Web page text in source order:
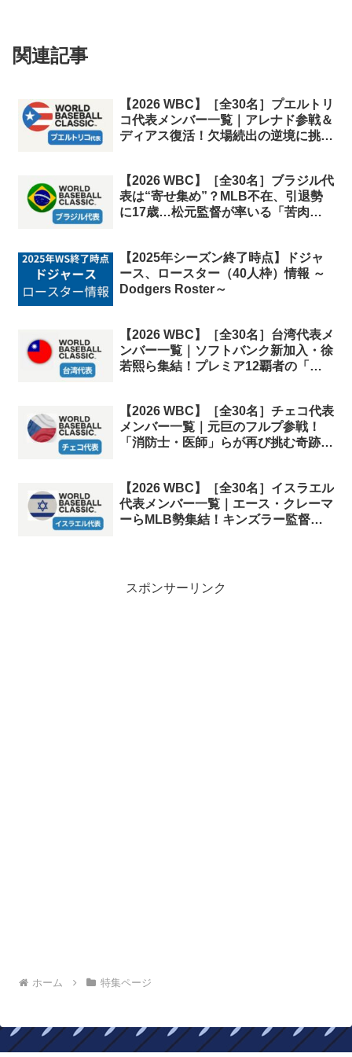
関連記事
【2026 WBC】［全30名］プエルトリ
コ代表メンバー一覧｜アレナド参戦＆
ディアス復活！欠場続出の逆境に挑む
【2026 WBC】［全30名］ブラジル代
表は“寄せ集め”？MLB不在、引退勢
に17歳…松元監督が率いる「苦肉の
【2025年シーズン終了時点】ドジャ
ース、ロースター（40人枠）情報 ～
Dodgers Roster～
【2026 WBC】［全30名］台湾代表メ
ンバー一覧｜ソフトバンク新加入・徐
若熙ら集結！プレミア12覇者の「最
【2026 WBC】［全30名］チェコ代表
メンバー一覧｜元巨のフルプ参戦！
「消防士・医師」らが再び挑む奇跡の
【2026 WBC】［全30名］イスラエル
代表メンバー一覧｜エース・クレーマ
ーらMLB勢集結！キンズラー監督率
スポンサーリンク
ホーム 特集ページ